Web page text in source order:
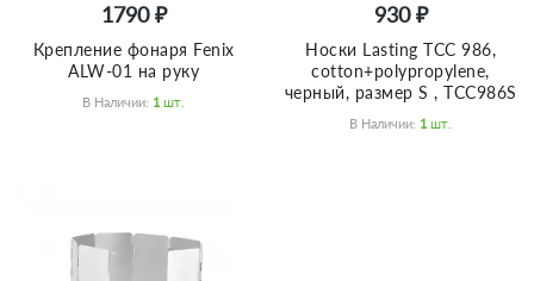
1790 ₽
Крепление фонаря Fenix
ALW-01 на руку
В Наличии: 1 Шт.
930 ₽
Носки Lasting TCC 986,
cotton+polypropylene,
черный, размер S , TCC986S
В Наличии: 1 Шт.